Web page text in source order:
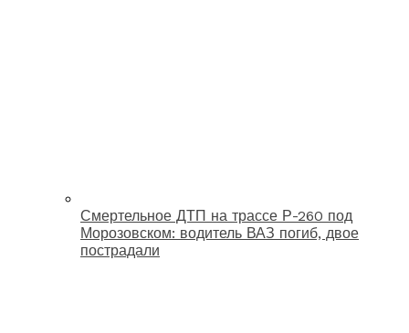
Смертельное ДТП на трассе Р-260 под
Морозовском: водитель ВАЗ погиб, двое
пострадали